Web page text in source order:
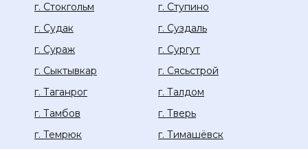
г. Стокгольм
г. Ступино
г. Судак
г. Суздаль
г. Сураж
г. Сургут
г. Сыктывкар
г. Сясьстрой
г. Таганрог
г. Талдом
г. Тамбов
г. Тверь
г. Темрюк
г. Тимашёвск